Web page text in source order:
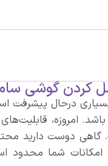
کردن گوشی
در‌حال پیشرفت
باشد. امروزه،
گاهی دوست دارید
امکانات شما محدود